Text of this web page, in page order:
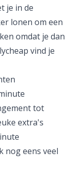
je in de
lonen om een
omdat je dan
vind je
tot
extra's
nog eens veel